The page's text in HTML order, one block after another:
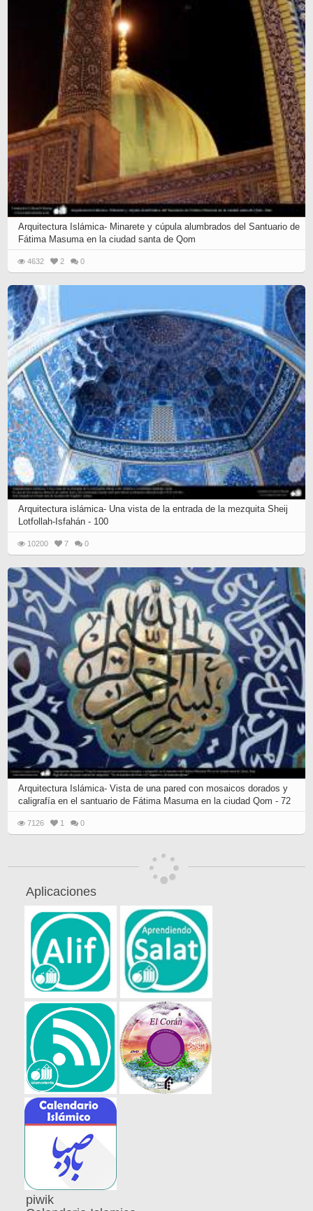
Arquitectura Islámica- Minarete y cúpula alumbrados del Santuario de
Fátima Masuma en la ciudad santa de Qom
4632 2 0
Arquitectura islámica- Una vista de la entrada de la mezquita Sheij
Lotfollah-Isfahán - 100
10200 7 0
Arquitectura Islámica- Vista de una pared con mosaicos dorados y
caligrafía en el santuario de Fátima Masuma en la ciudad Qom - 72
7126 1 0
Aplicaciones
piwik